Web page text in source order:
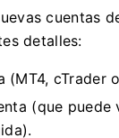
cuentas
detalles:
(MT4, cTrader
(que puede